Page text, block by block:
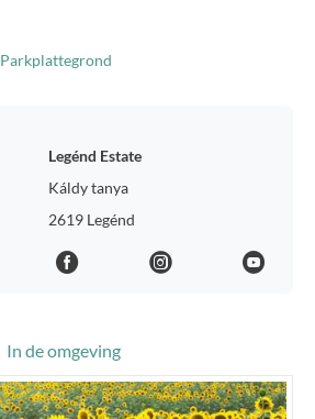
Parkplattegrond
Legénd Estate
Káldy tanya
2619 Legénd
In de omgeving